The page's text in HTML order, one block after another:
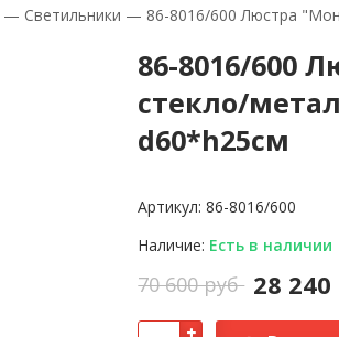
— Светильники — 86-8016/600 Люстра
86-8016/600
стекло/
d60*h25см
Артикул:86-8016/600
Наличие: Есть в наличии
70 600 руб 28